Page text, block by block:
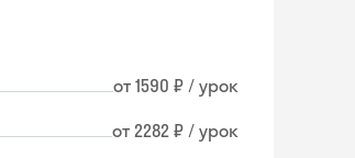
от 1590 ₽ / урок
от 2282 ₽ / урок